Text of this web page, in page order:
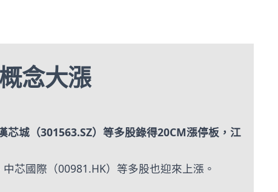
念大漲
芯城（301563.SZ）等多股錄得20CM漲停板，江
芯國際（00981.HK）等多股也迎來上漲。